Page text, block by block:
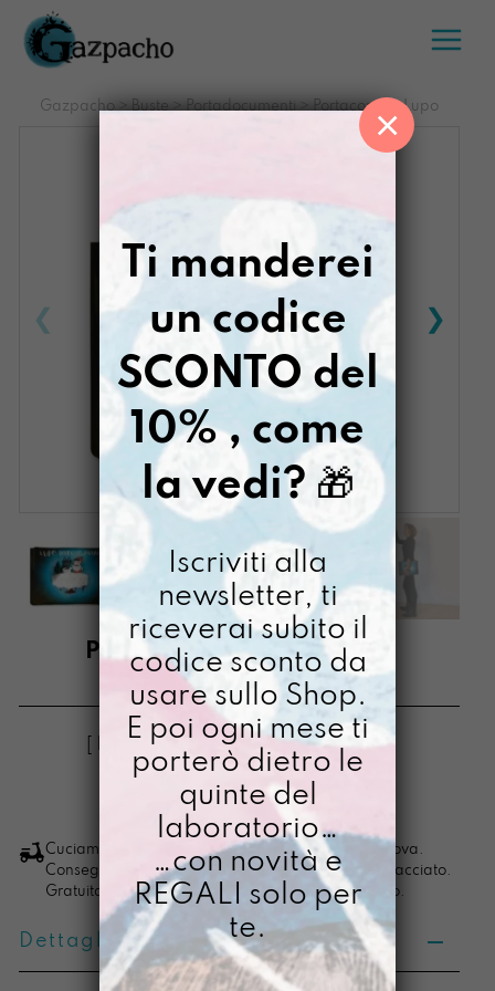
Salta
contenuto
Gazpacho > Buste > Portadocumenti > Portacompiti Lupo
PORTACOMPITI LUPO
€ 58,00
[ Buste Organizer: 34,5 x 24 x 1,5 cm ]
Portacompiti
Lupo
quantità
LO VOGLIO
Cuciamo ogni ordine nel nostro laboratorio di Padova.
Consegna in 4/5 giorni lavorativi, pacco sempre tracciato.
Gratuita per ordini di importo superiore ai 100 euro.
Dettagli prodotto
Ti manderei
un codice
SCONTO del
10% , come
la vedi? 🎁
Iscriviti alla
newsletter, ti
riceverai subito il
codice sconto da
usare sullo Shop.
E poi ogni mese ti
porterò dietro le
quinte del
laboratorio…
…con novità e
REGALI solo per
te.
×